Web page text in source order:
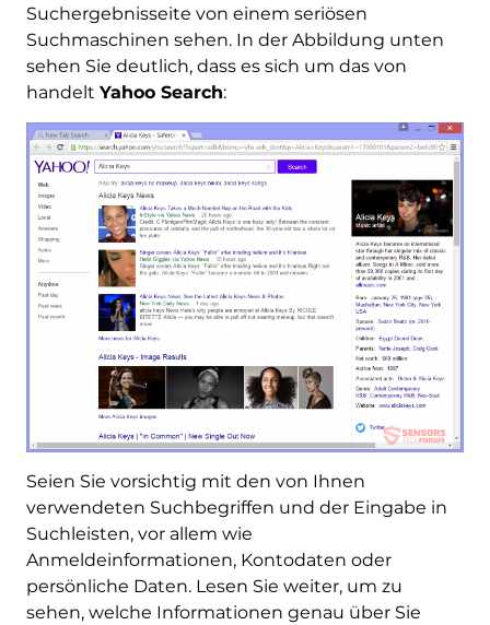
Suchergebnisseite von einem seriösen
Suchmaschinen sehen. In der Abbildung unten
sehen Sie deutlich, dass es sich um das von
handelt Yahoo Search:
Seien Sie vorsichtig mit den von Ihnen
verwendeten Suchbegriffen und der Eingabe in
Suchleisten, vor allem wie
Anmeldeinformationen, Kontodaten oder
persönliche Daten. Lesen Sie weiter, um zu
sehen, welche Informationen genau über Sie